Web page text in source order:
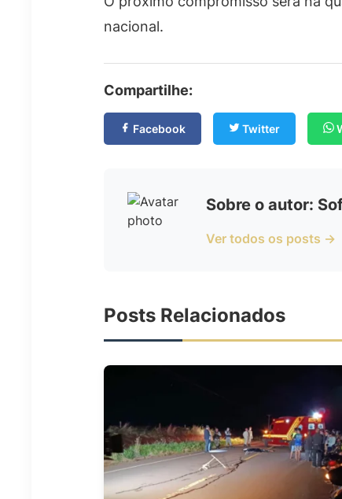
nacional.
Compartilhe:
Facebook Twitter
Sobre o autor:
Ver todos os posts →
Posts Relacionados